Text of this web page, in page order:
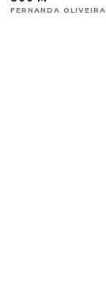
FERNANDA OLIVEIRA